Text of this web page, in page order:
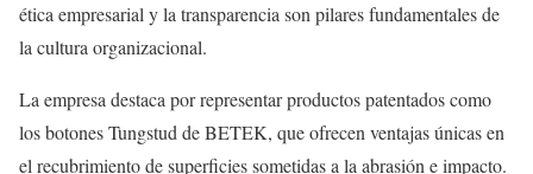
ética empresarial y la transparencia son pilares fundamentales de
la cultura organizacional.
La empresa destaca por representar productos patentados como
los botones Tungstud de BETEK, que ofrecen ventajas únicas en
el recubrimiento de superficies sometidas a la abrasión e impacto.